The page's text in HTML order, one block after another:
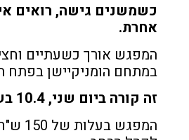
כשמשנים גישה, רואים
אחרת.
המפגש אורך כשעתיים
במתחם הומניקיישן בפתח
זה קורה ביום שני, 10.4 בשעה 19:00
המפגש